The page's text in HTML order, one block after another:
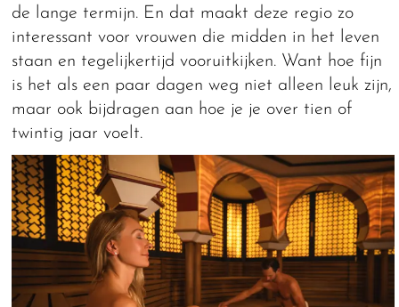
de lange termijn. En dat maakt deze regio zo
interessant voor vrouwen die midden in het leven
staan en tegelijkertijd vooruitkijken. Want hoe fijn
is het als een paar dagen weg niet alleen leuk zijn,
maar ook bijdragen aan hoe je je over tien of
twintig jaar voelt.